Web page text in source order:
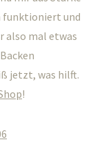
funktioniert und
also mal etwas
jetzt, was hilft.
!